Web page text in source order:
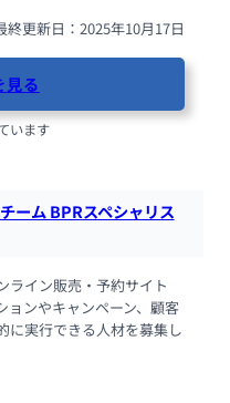
終更新日：2025年10月17日
見る
います
ーム BPRスペシャリス
ライン販売・予約サイト
ョンやキャンペーン、顧客
に実行できる人材を募集し